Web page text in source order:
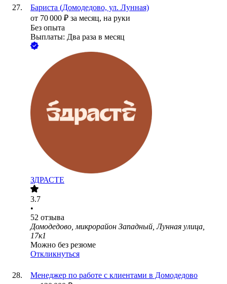
Бариста (Домодедово, ул. Лунная)
от 70 000 ₽ за месяц, на руки
Без опыта
Выплаты: Два раза в месяц
ЗДРАСТЕ
3.7
•
52 отзыва
Домодедово, микрорайон Западный, Лунная улица,
17к1
Можно без резюме
Откликнуться
Менеджер по работе с клиентами в Домодедово